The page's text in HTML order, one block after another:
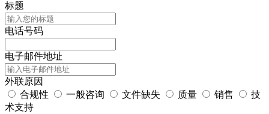
标题
电话号码
电子邮件地址
外联原因
合规性
一般咨询 文件缺失 质量 销售
技
术支持